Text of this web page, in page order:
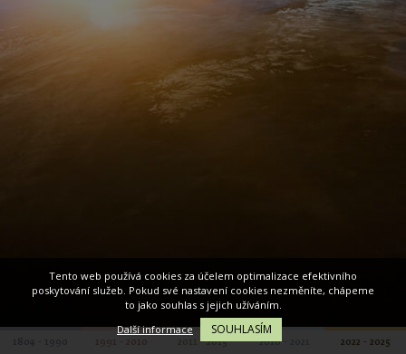
2011 - 2015 2016 - 2021 2022 - 2025
Tento web používá cookies za účelem optimalizace efektivního
poskytování služeb. Pokud své nastavení cookies nezměníte, chápeme
to jako souhlas s jejich užíváním.
Další informace
SOUHLASÍM